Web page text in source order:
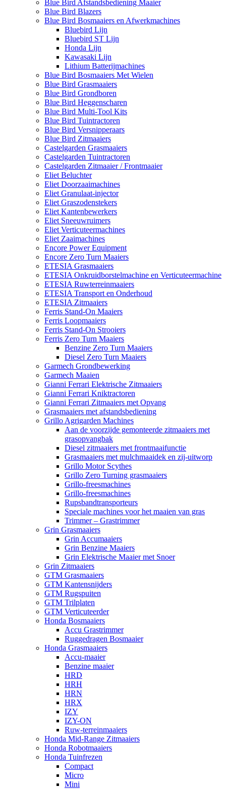
Blue Bird Afstandsbediening Maaier
Blue Bird Blazers
Blue Bird Bosmaaiers en Afwerkmachines
Bluebird Lijn
Bluebird ST Lijn
Honda Lijn
Kawasaki Lijn
Lithium Batterijmachines
Blue Bird Bosmaaiers Met Wielen
Blue Bird Grasmaaiers
Blue Bird Grondboren
Blue Bird Heggenscharen
Blue Bird Multi-Tool Kits
Blue Bird Tuintractoren
Blue Bird Versnipperaars
Blue Bird Zitmaaiers
Castelgarden Grasmaaiers
Castelgarden Tuintractoren
Castelgarden Zitmaaier / Frontmaaier
Eliet Beluchter
Eliet Doorzaaimachines
Eliet Granulaat-injector
Eliet Graszodenstekers
Eliet Kantenbewerkers
Eliet Sneeuwruimers
Eliet Verticuteermachines
Eliet Zaaimachines
Encore Power Equipment
Encore Zero Turn Maaiers
ETESIA Grasmaaiers
ETESIA Onkruidborstelmachine en Verticuteermachine
ETESIA Ruwterreinmaaiers
ETESIA Transport en Onderhoud
ETESIA Zitmaaiers
Ferris Stand-On Maaiers
Ferris Loopmaaiers
Ferris Stand-On Strooiers
Ferris Zero Turn Maaiers
Benzine Zero Turn Maaiers
Diesel Zero Turn Maaiers
Garmech Grondbewerking
Garmech Maaien
Gianni Ferrari Elektrische Zitmaaiers
Gianni Ferrari Kniktractoren
Gianni Ferrari Zitmaaiers met Opvang
Grasmaaiers met afstandsbediening
Grillo Agrigarden Machines
Aan de voorzijde gemonteerde zitmaaiers met
grasopvangbak
Diesel zitmaaiers met frontmaaifunctie
Grasmaaiers met mulchmaaidek en zij-uitworp
Grillo Motor Scythes
Grillo Zero Turning grasmaaiers
Grillo-freesmachines
Grillo-freesmachines
Rupsbandtransporteurs
Speciale machines voor het maaien van gras
Trimmer – Grastrimmer
Grin Grasmaaiers
Grin Accumaaiers
Grin Benzine Maaiers
Grin Elektrische Maaier met Snoer
Grin Zitmaaiers
GTM Grasmaaiers
GTM Kantensnijders
GTM Rugspuiten
GTM Trilplaten
GTM Verticuteerder
Honda Bosmaaiers
Accu Grastrimmer
Ruggedragen Bosmaaier
Honda Grasmaaiers
Accu-maaier
Benzine maaier
HRD
HRH
HRN
HRX
IZY
IZY-ON
Ruw-terreinmaaiers
Honda Mid-Range Zitmaaiers
Honda Robotmaaiers
Honda Tuinfrezen
Compact
Micro
Mini